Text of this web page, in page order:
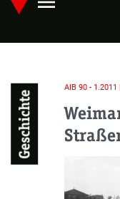
Skip
main
Geschichte
AIB 90 - 1.2011